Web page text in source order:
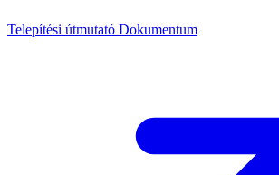
Telepítési útmutató Dokumentum